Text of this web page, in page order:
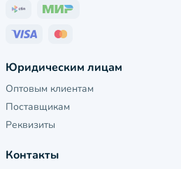
Юридическим лицам
Оптовым клиентам
Поставщикам
Реквизиты
Контакты